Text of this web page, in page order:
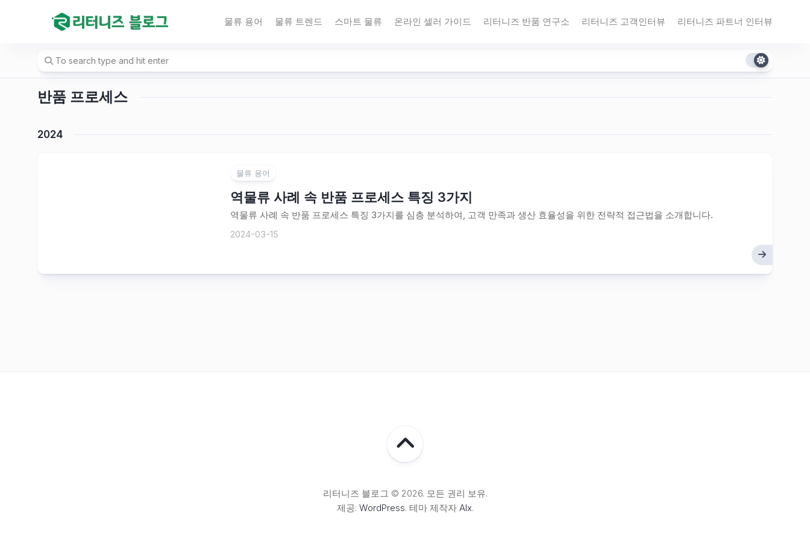
물류 용어 물류 트렌드 스마트 물류 온라인 셀러 가이드 리터니즈 반품 연구소 리터니즈 고객인터뷰 리터니즈 파트너 인터뷰
반품 프로세스
2024
물류 용어
역물류 사례 속 반품 프로세스 특징 3가지
역물류 사례 속 반품 프로세스 특징 3가지를 심층 분석하여, 고객 만족과 생산 효율성을 위한 전략적 접근법을 소개합니다.
2024-03-15
리터니즈 블로그 © 2026. 모든 권리 보유.
제공: WordPress. 테마 제작자 Alx.